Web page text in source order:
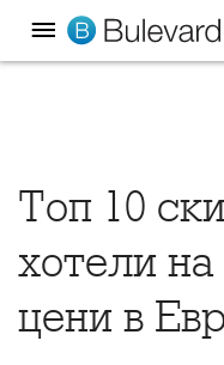
Топ 10
хотели
цени в